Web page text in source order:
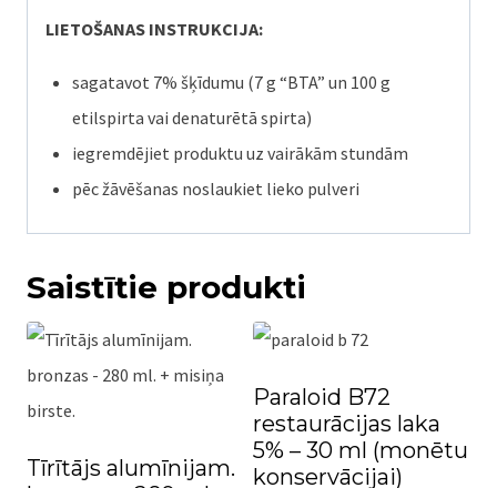
LIETOŠANAS INSTRUKCIJA:
sagatavot 7% šķīdumu (7 g “BTA” un 100 g
etilspirta vai denaturētā spirta)
iegremdējiet produktu uz vairākām stundām
pēc žāvēšanas noslaukiet lieko pulveri
Saistītie produkti
Tīrītājs alumīnijam.
Paraloid B72
restaurācijas laka
5% – 30 ml (monētu
konservācijai)